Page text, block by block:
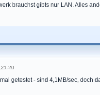
brauchst gibts nur LAN. Alles
21:20
getestet - sind 4,1MB/sec, doch